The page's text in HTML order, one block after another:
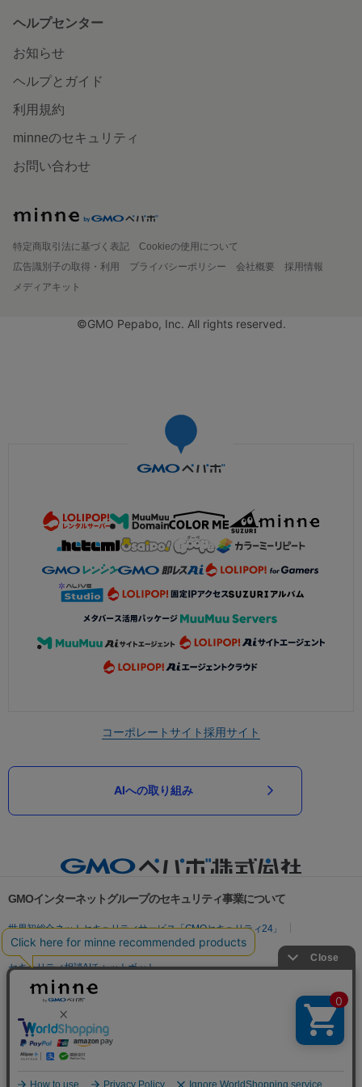
ヘルプセンター
お知らせ
ヘルプとガイド
利用規約
minneのセキュリティ
お問い合わせ
特定商取引法に基づく表記
Cookieの使用について
広告識別子の取得・利用
プライバシーポリシー 会社概要
採用情報
メディアキット
©GMO Pepabo, Inc. All rights reserved.
コーポレートサイト採用サイト
AIへの取り組み
GMOインターネットグループのセキュリティ事業について
世界初総合ネットセキュリティサービス「GMOセキュリティ24」
パスワード漏洩診断
Webサイトリスク診断
セキュリティ相談AIチャットボット
実在証明・盗聴対策
サイバー攻撃対策（GMO Flatt Security）
セキュリティ事業の軌跡